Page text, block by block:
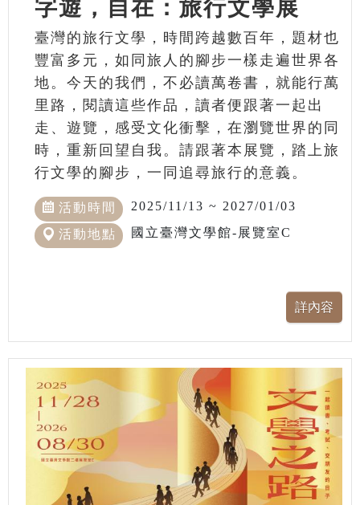
字遊，自在：旅行文學展
臺灣的旅行文學，時間跨越數百年，題材也
豐富多元，如同旅人的腳步一樣走遍世界各
地。今天的我們，不必讀萬卷書，就能行萬
里路，閱讀這些作品，讀者便跟著一起出
走、遊覽，感受文化衝擊，在瀏覽世界的同
時，重新回望自我。請跟著本展覽，踏上旅
行文學的腳步，一同追尋旅行的意義。
活動時間 2025/11/13 ~ 2027/01/03
活動地點 國立臺灣文學館-展覽室C